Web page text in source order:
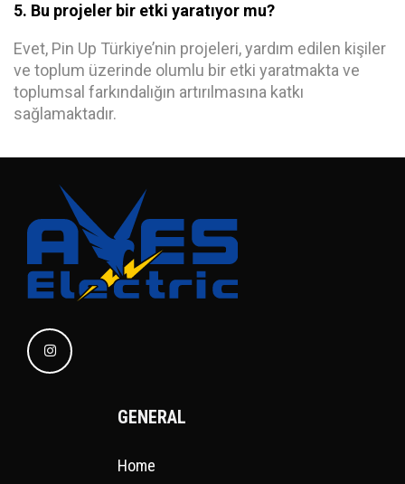
5. Bu projeler bir etki yaratıyor mu?
Evet, Pin Up Türkiye’nin projeleri, yardım edilen kişiler
ve toplum üzerinde olumlu bir etki yaratmakta ve
toplumsal farkındalığın artırılmasına katkı
sağlamaktadır.
GENERAL
Home